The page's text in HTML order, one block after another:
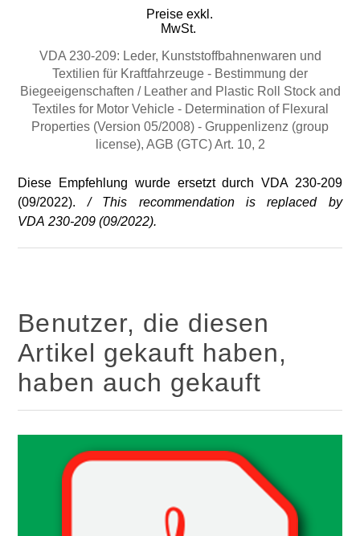
Preise exkl.
MwSt.
VDA 230-209: Leder, Kunststoffbahnenwaren und
Textilien für Kraftfahrzeuge - Bestimmung der
Biegeeigenschaften / Leather and Plastic Roll Stock and
Textiles for Motor Vehicle - Determination of Flexural
Properties (Version 05/2008) - Gruppenlizenz (group
license), AGB (GTC) Art. 10, 2
Diese Empfehlung wurde ersetzt durch VDA 230-209
(09/2022). / This recommendation is replaced by
VDA 230-209 (09/2022).
Benutzer, die diesen
Artikel gekauft haben,
haben auch gekauft